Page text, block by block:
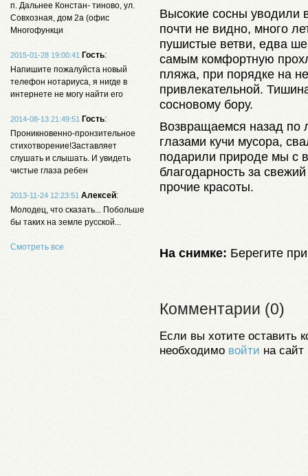
п. Дальнее Констан- тиново, ул.
Совхозная, дом 2а (офис
Многофункци
2015-01-28 19:00:41 Гость:
Напишите пожалуйста новый
телефон нотариуса, я нигде в
интернете не могу найти его
2014-08-13 21:49:51 Гость:
Проникновенно-пронзительное
стихотворение!Заставляет
слушать и слышать. И увидеть
чистые глаза ребен
2013-11-24 12:23:51 Алексей:
Молодец, что сказать... Побольше
бы таких на земле русской...
Смотреть все
Высокие сосны уводили
почти не видно, много
пушистые ветви, едва
самым комфортную
пляжа, при порядке на
привлекательной.
сосновому бору.
Возвращаемся назад по
глазами кучи мусора,
подарили природе мы с
благодарность за
прочие красоты.
На снимке: Берегите
Комментарии (0)
Если вы хотите оставить
необходимо войти на